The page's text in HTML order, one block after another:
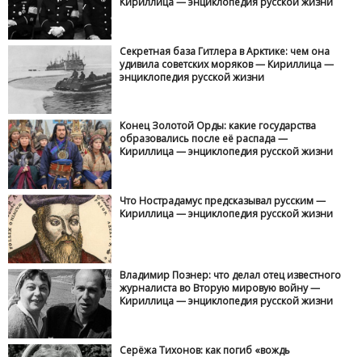
2014-03-21 16:39:47
Забытый русский хлеб
Первое, что приходит в голову –
уважение к хлебу, как продукту,
спасавшему в самый лютый голод, в
тяжелые времена.